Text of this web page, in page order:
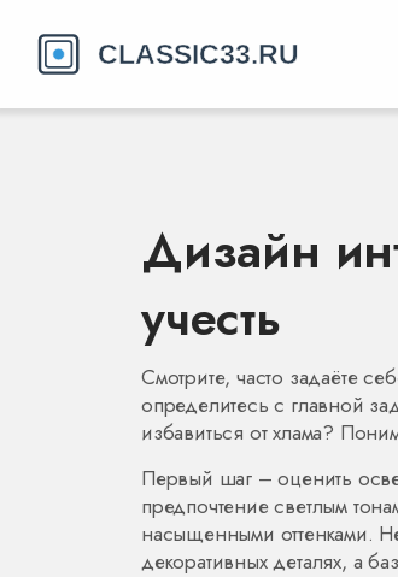
Дизайн
учесть
Смотрите, часто задаёте
определитесь с главной
избавиться от хлама?
Первый шаг – оценить
предпочтение светлым
насыщенными оттенками.
декоративных деталях, а